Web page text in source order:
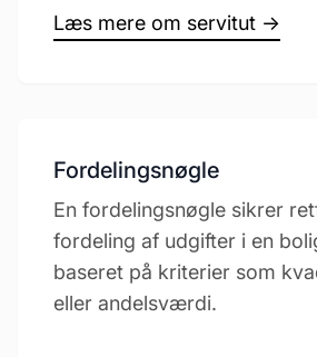
Læs mere om servitut →
Fordelingsnøgle
En fordelingsnøgle sikrer
fordeling af udgifter i en
baseret på kriterier som
eller andelsværdi.